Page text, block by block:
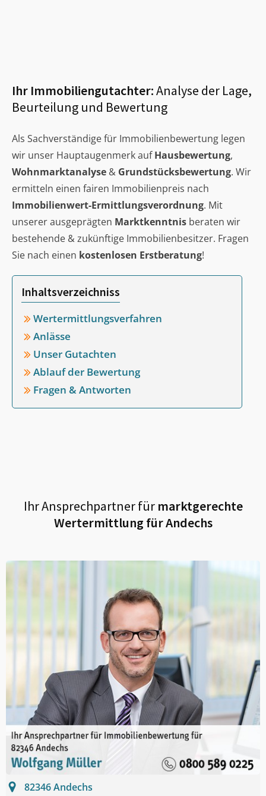
Ihr Immobiliengutachter:Analyse der Lage,
Beurteilung und Bewertung
Als Sachverständige für Immobilienbewertung legen
wir unser Hauptaugenmerk aufHausbewertung,
Wohnmarktanalyse & Grundstücksbewertung. Wir
ermitteln einen fairen Immobilienpreis nach
Immobilienwert-Ermittlungsverordnung. Mit
unserer ausgeprägten Marktkenntnis beraten wir
bestehende & zukünftige Immobilienbesitzer. Fragen
Sie nach einen kostenlosen Erstberatung!
Inhaltsverzeichniss
Wertermittlungsverfahren
Anlässe
Unser Gutachten
Ablauf der Bewertung
Fragen & Antworten
Ihr Ansprechpartner fürmarktgerechte
Wertermittlung fürAndechs
82346Andechs